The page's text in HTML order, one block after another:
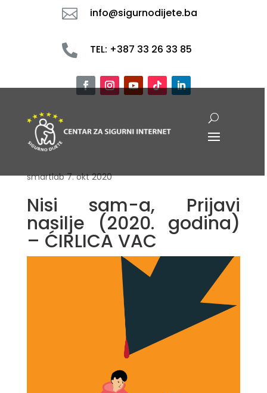
 info@sigurnodijete.ba
 TEL: +387 33 26 33 85
smartlab 7. okt 2020
Nisi sam-a, Prijavi
nasilje (2020. godina)
– ĆIRLICA VAC